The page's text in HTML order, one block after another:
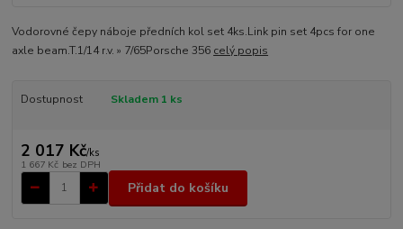
Vodorovné čepy náboje předních kol set 4ks.Link pin set 4pcs for one
axle beam.T.1/14 r.v. » 7/65Porsche 356 celý popis
Dostupnost Skladem 1 ks
2 017 Kč/ks
1 667 Kč bez DPH
Přidat do košíku